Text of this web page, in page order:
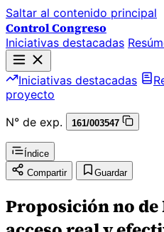
Saltar al contenido principal
Control Congreso
Iniciativas destacadas
Iniciativas destacadas
proyecto
N° de exp.
161/003547
Índice
Compartir
Guardar
Proposición no